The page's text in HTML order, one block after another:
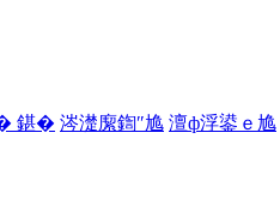
鍖� 涔濋緳鍧″尯 澶ф浮鍙ｅ尯